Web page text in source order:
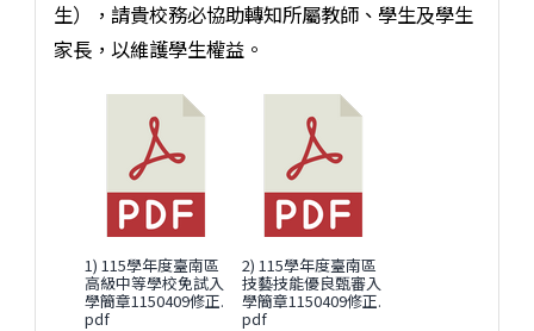
生），請貴校務必協助轉知所屬教師、學生及學生
家長，以維護學生權益。
1) 115學年度臺南區
高級中等學校免試入
學簡章1150409修正.
pdf
2) 115學年度臺南區
技藝技能優良甄審入
學簡章1150409修正.
pdf